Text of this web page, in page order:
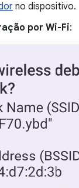
no dispositivo.
por Wi-Fi: